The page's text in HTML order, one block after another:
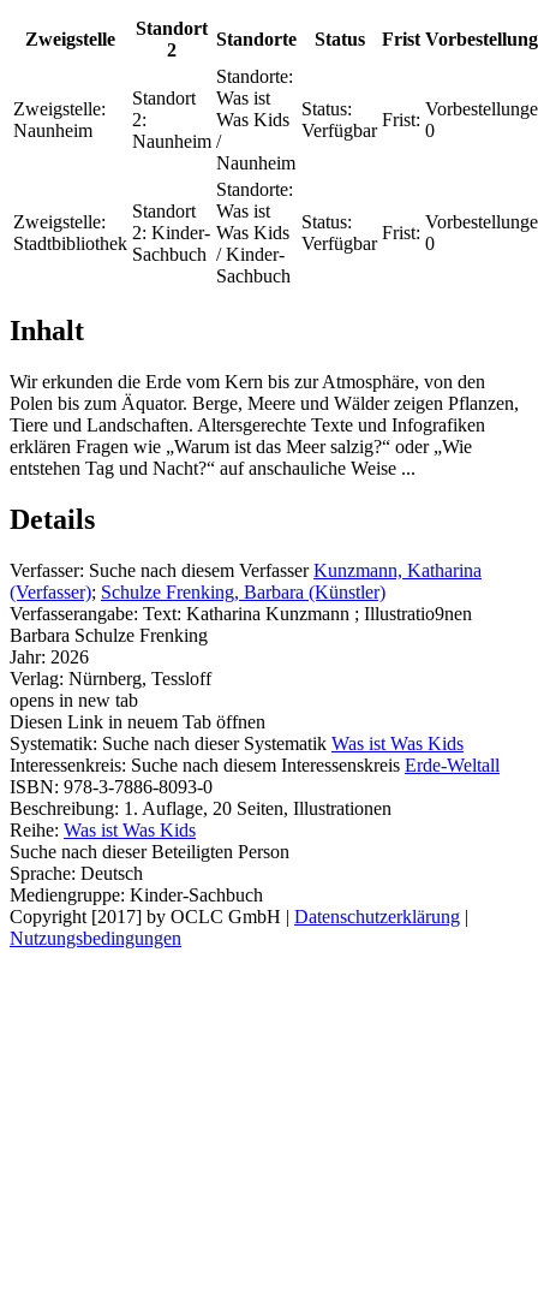
Zweigstelle
Standort
2
Standorte Status Frist
Zweigstelle:
Naunheim
Standort
2:
Naunheim
Standorte:
Was ist
Was Kids
/
Naunheim
Status:
Verfügbar
Frist:
0
Zweigstelle:
Stadtbibliothek
Standort
2: Kinder-
Sachbuch
Standorte:
Was ist
Was Kids
/ Kinder-
Sachbuch
Status:
Verfügbar
Frist:
0
Inhalt
Wir erkunden die Erde vom Kern bis zur Atmosphäre, von den
Polen bis zum Äquator. Berge, Meere und Wälder zeigen Pflanzen,
Tiere und Landschaften. Altersgerechte Texte und Infografiken
erklären Fragen wie „Warum ist das Meer salzig?“ oder „Wie
entstehen Tag und Nacht?“ auf anschauliche Weise ...
Details
Verfasser: Suche nach diesem Verfasser Kunzmann, Katharina
(Verfasser); Schulze Frenking, Barbara (Künstler)
Verfasserangabe: Text: Katharina Kunzmann ; Illustratio9nen
Barbara Schulze Frenking
Jahr: 2026
Verlag: Nürnberg, Tessloff
opens in new tab
Diesen Link in neuem Tab öffnen
Systematik: Suche nach dieser Systematik Was ist Was Kids
Interessenkreis: Suche nach diesem Interessenskreis Erde-Weltall
ISBN: 978-3-7886-8093-0
Beschreibung: 1. Auflage, 20 Seiten, Illustrationen
Reihe: Was ist Was Kids
Suche nach dieser Beteiligten Person
Sprache: Deutsch
Mediengruppe: Kinder-Sachbuch
Copyright [2017] by OCLC GmbH | Datenschutzerklärung |
Nutzungsbedingungen